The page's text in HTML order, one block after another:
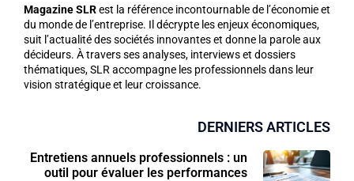
Magazine SLRest la référence incontournable de l’économie et
du monde de l’entreprise. Il décrypte les enjeux économiques,
suit l’actualité des sociétés innovantes et donne la parole aux
décideurs. À travers ses analyses, interviews et dossiers
thématiques, SLR accompagne les professionnels dans leur
vision stratégique et leur croissance.
DERNIERS ARTICLES
Entretiens annuels professionnels : un
outil pour évaluer les performances